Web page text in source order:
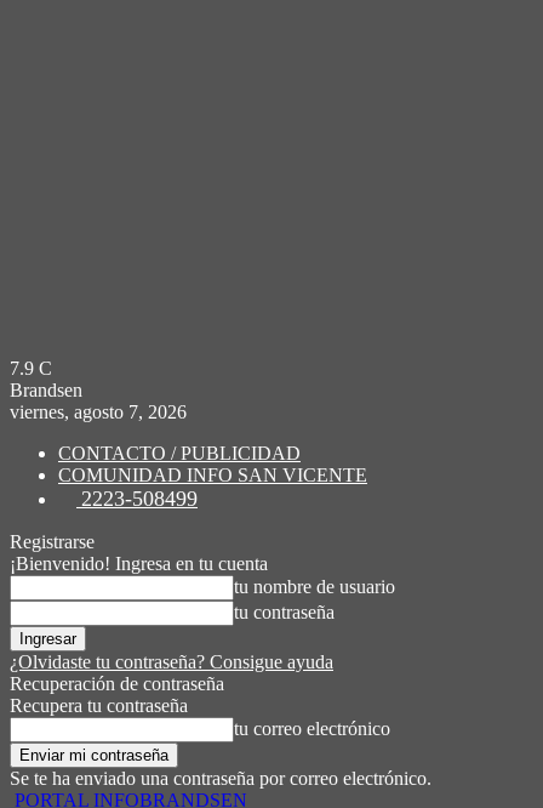
7.9 C
Brandsen
viernes, agosto 7, 2026
CONTACTO / PUBLICIDAD
COMUNIDAD INFO SAN VICENTE
2223-508499
Registrarse
¡Bienvenido! Ingresa en tu cuenta
tu nombre de usuario
tu contraseña
¿Olvidaste tu contraseña? Consigue ayuda
Recuperación de contraseña
Recupera tu contraseña
tu correo electrónico
Se te ha enviado una contraseña por correo electrónico.
PORTAL INFOBRANDSEN